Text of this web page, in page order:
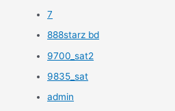
7
888starz bd
9700_sat2
9835_sat
admin